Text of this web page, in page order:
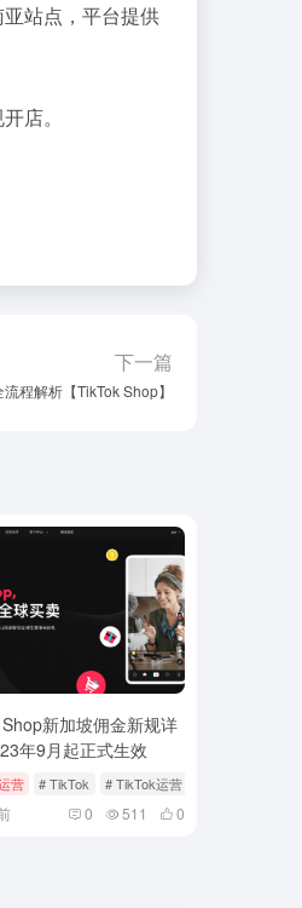
亚站点， 平台提供
开店。
下一篇
程解析【TikTok Shop】
新加坡佣金新规详
年9月起正式生效
营 # TikTok # TikTok运营
0 511 0